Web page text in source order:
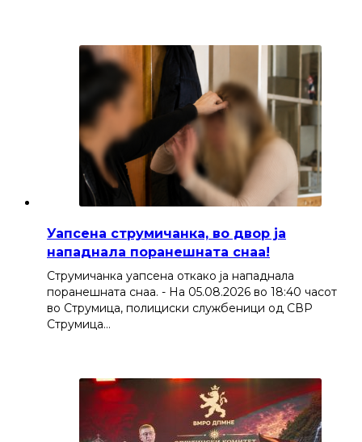
Уапсена струмичанка, во двор ја
нападнала поранешната снаа!
Струмичанка уапсена откако ја нападнала
поранешната снаа. - На 05.08.2026 во 18:40 часот
во Струмица, полициски службеници од СВР
Струмица…